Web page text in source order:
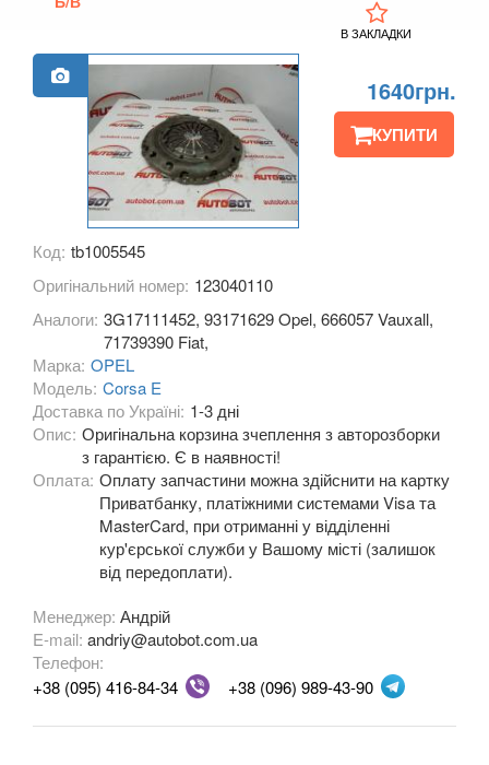
LANCIA
LAND ROVER
LEXUS
MASERATI
MERCEDES-BENZ
MINI
MITSUBISHI keyboard_arrow_down
NISSAN keyboard_arrow_down
Adam
Agila A (H00)
Agila B
1640грн.
КУПИТИ
В ЗАКЛАДКИ
Код: tb1005545
Оригінальний номер: 123040110
Аналоги: 3G17111452, 93171629 Opel, 666057 Vauxall,
71739390 Fiat,
Марка: OPEL
Модель: Corsa E
Доставка по Україні: 1-3 дні
Опис: Оригінальна корзина зчеплення з авторозборки
з гарантією. Є в наявності!
Оплата: Оплату запчастини можна здійснити на картку
Приватбанку, платіжними системами Visa та
MasterCard, при отриманні у відділенні
кур'єрської служби у Вашому місті (залишок
від передоплати).
Менеджер: Андрій
E-mail: andriy@autobot.com.ua
Телефон:
+38 (095) 416-84-34
+38 (096) 989-43-90